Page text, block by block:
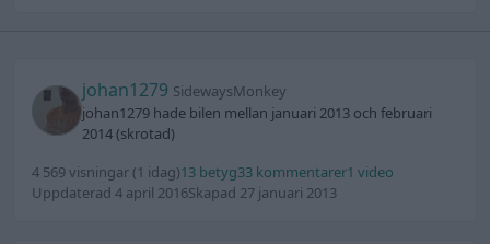
johan1279 SidewaysMonkey
johan1279 hade bilen mellan januari 2013 och februari
2014 (skrotad)
4 569 visningar (1 idag)13 betyg33 kommentarer1 video
Uppdaterad 4 april 2016Skapad 27 januari 2013